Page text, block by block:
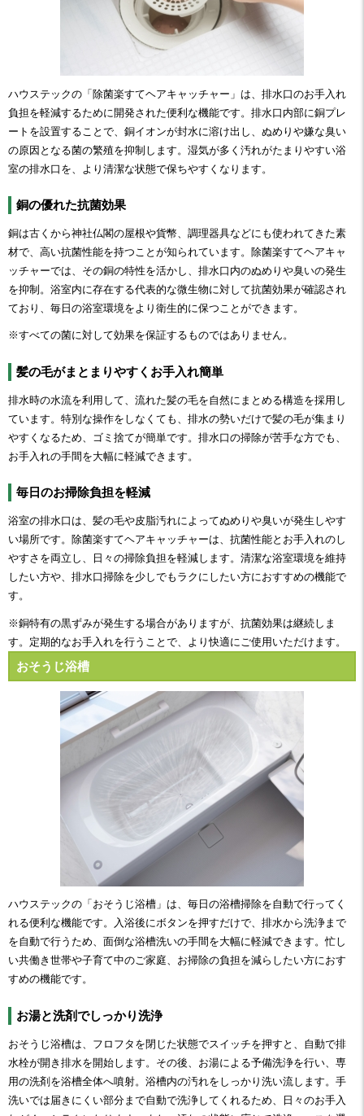
ハウステックの「除菌楽すてヘアキャッチャー」は、排水口のお手入れ
負担を軽減するために開発された便利な機能です。排水口内部に銅プレ
ートを設置することで、銅イオンが封水に溶け出し、ぬめりや嫌な臭い
の原因となる菌の繁殖を抑制します。湿気が多く汚れがたまりやすい浴
室の排水口を、より清潔な状態で保ちやすくなります。
銅の優れた抗菌効果
銅は古くから神社仏閣の屋根や貨幣、調理器具などにも使われてきた素
材で、高い抗菌性能を持つことが知られています。除菌楽すてヘアキャ
ッチャーでは、その銅の特性を活かし、排水口内のぬめりや臭いの発生
を抑制。浴室内に存在する代表的な微生物に対して抗菌効果が確認され
ており、毎日の浴室環境をより衛生的に保つことができます。
※すべての菌に対して効果を保証するものではありません。
髪の毛がまとまりやすくお手入れ簡単
排水時の水流を利用して、流れた髪の毛を自然にまとめる構造を採用し
ています。特別な操作をしなくても、排水の勢いだけで髪の毛が集まり
やすくなるため、ゴミ捨てが簡単です。排水口の掃除が苦手な方でも、
お手入れの手間を大幅に軽減できます。
毎日のお掃除負担を軽減
浴室の排水口は、髪の毛や皮脂汚れによってぬめりや臭いが発生しやす
い場所です。除菌楽すてヘアキャッチャーは、抗菌性能とお手入れのし
やすさを両立し、日々の掃除負担を軽減します。清潔な浴室環境を維持
したい方や、排水口掃除を少しでもラクにしたい方におすすめの機能で
す。
※銅特有の黒ずみが発生する場合がありますが、抗菌効果は継続しま
す。定期的なお手入れを行うことで、より快適にご使用いただけます。
おそうじ浴槽
ハウステックの「おそうじ浴槽」は、毎日の浴槽掃除を自動で行ってく
れる便利な機能です。入浴後にボタンを押すだけで、排水から洗浄まで
を自動で行うため、面倒な浴槽洗いの手間を大幅に軽減できます。忙し
い共働き世帯や子育て中のご家庭、お掃除の負担を減らしたい方におす
すめの機能です。
お湯と洗剤でしっかり洗浄
おそうじ浴槽は、フロフタを閉じた状態でスイッチを押すと、自動で排
水栓が開き排水を開始します。その後、お湯による予備洗浄を行い、専
用の洗剤を浴槽全体へ噴射。浴槽内の汚れをしっかり洗い流します。手
洗いでは届きにくい部分まで自動で洗浄してくれるため、日々のお手入